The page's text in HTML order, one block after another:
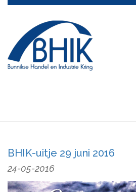
BHIK-uitje 29 juni 2016
24-05-2016